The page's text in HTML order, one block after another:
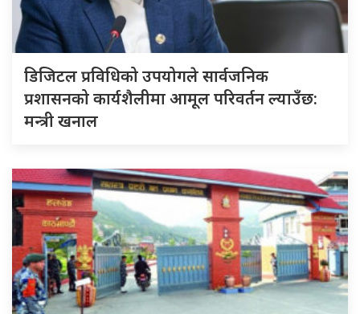
डिजिटल प्रविधिको उपयोगले सार्वजनिक
प्रशासनको कार्यशैलीमा आमूल परिवर्तन ल्याउँछ:
मन्त्री खनाल